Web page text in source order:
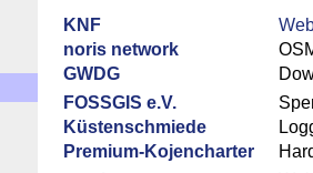
KNF
noris network
GWDG
FOSSGIS e.V.
Küstenschmiede
Premium-Kojencharter